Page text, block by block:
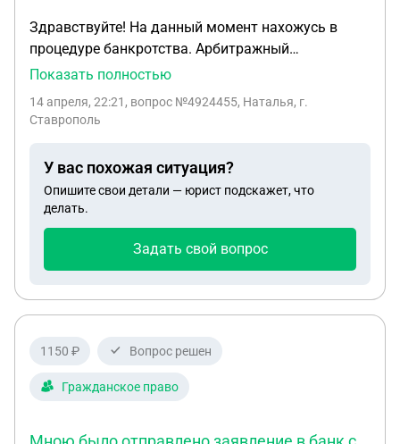
Здравствуйте! На данный момент нахожусь в
процедуре банкротства. Арбитражный
управляющий выдал распоряжение на получение
двумя платежами с разницей в несколько дней.
погашение кредитной карты. Хотя в
распоряжении указано, что выдавать мне нужно
всю пенсию. Банк говорит, чтобы управляющий
разбирался, управляющий не знает почему ушли
деньги на погашение кредитной карты. Можно ли
Показать полностью
14 апреля, 22:21 , вопрос №4924455, Наталья, г.
Ставрополь
У вас похожая ситуация?
Опишите свои детали — юрист подскажет, что
делать.
Задать свой вопрос
1150 ₽ Вопрос решен
Гражданское право